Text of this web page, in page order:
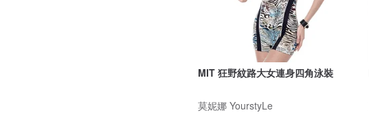
MIT 狂野紋路大女連身四角泳裝
莫妮娜 YourstyLe